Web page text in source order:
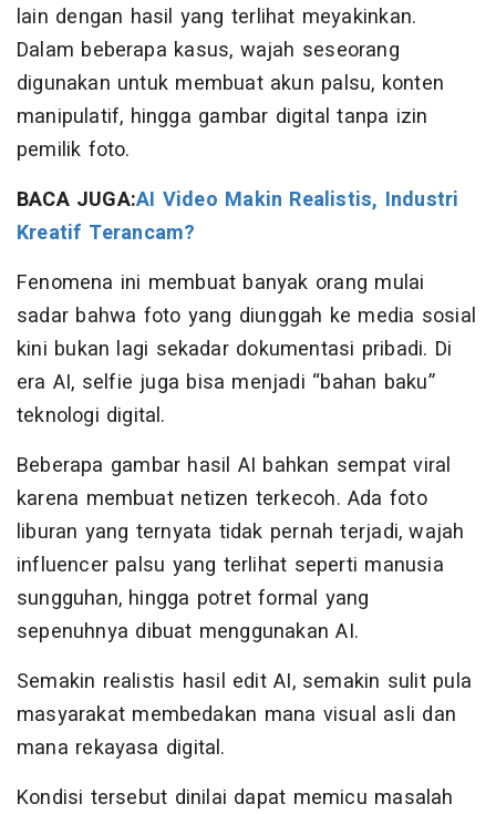
lain dengan hasil yang terlihat meyakinkan.
Dalam beberapa kasus, wajah seseorang
digunakan untuk membuat akun palsu, konten
manipulatif, hingga gambar digital tanpa izin
pemilik foto.
BACA JUGA:AI Video Makin Realistis, Industri
Kreatif Terancam?
Fenomena ini membuat banyak orang mulai
sadar bahwa foto yang diunggah ke media sosial
kini bukan lagi sekadar dokumentasi pribadi. Di
era AI, selfie juga bisa menjadi “bahan baku”
teknologi digital.
Beberapa gambar hasil AI bahkan sempat viral
karena membuat netizen terkecoh. Ada foto
liburan yang ternyata tidak pernah terjadi, wajah
influencer palsu yang terlihat seperti manusia
sungguhan, hingga potret formal yang
sepenuhnya dibuat menggunakan AI.
Semakin realistis hasil edit AI, semakin sulit pula
masyarakat membedakan mana visual asli dan
mana rekayasa digital.
Kondisi tersebut dinilai dapat memicu masalah